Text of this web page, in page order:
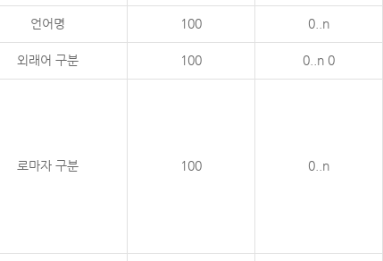
언어명 100 0..n
외래어 구분 100 0..n 0
로마자 구분 100 0..n